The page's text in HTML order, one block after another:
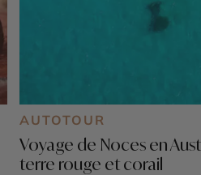
AUTOTOUR
Voyage de Noces en
terre rouge et corail